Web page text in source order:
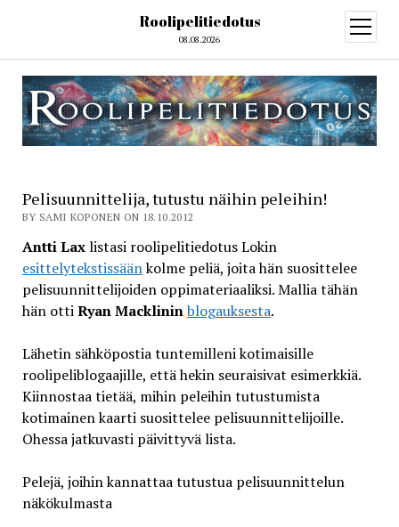
Roolipelitiedotus
08.08.2026
open
menu
Pelisuunnittelija, tutustu näihin peleihin!
BY SAMI KOPONEN ON 18.10.2012
Antti Laxlistasi roolipelitiedotus Lokin
esittelytekstissäänkolme peliä, joita hän suosittelee
pelisuunnittelijoiden oppimateriaaliksi. Mallia tähän
hän ottiRyan Macklininblogauksesta.
Lähetin sähköpostia tuntemilleni kotimaisille
roolipeliblogaajille, että hekin seuraisivat esimerkkiä.
Kiinnostaa tietää, mihin peleihin tutustumista
kotimainen kaarti suosittelee pelisuunnittelijoille.
Ohessa jatkuvasti päivittyvä lista.
Pelejä, joihin kannattaa tutustua pelisuunnittelun
näkökulmasta